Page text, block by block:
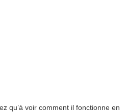
qu’à voir comment il fonctionne en